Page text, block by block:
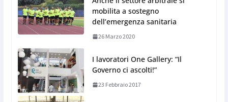
mobilita a sostegno
dell’emergenza sanitaria
26 Marzo 2020
I lavoratori One Gallery: “Il
Governo ci ascolti!”
23 Febbraio 2017